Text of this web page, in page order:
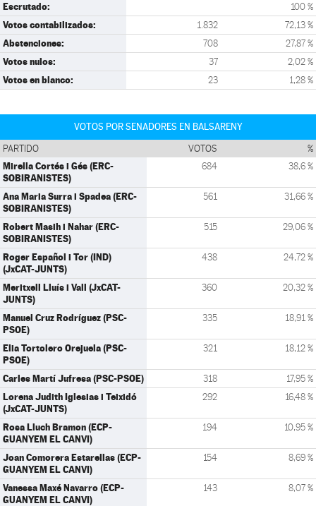
Escrutado: 100 %
Votos contabilizados: 1.832 72,13 %
Abstenciones: 708 27,87 %
Votos nulos: 37 2,02 %
Votos en blanco: 23 1,28 %
VOTOS POR SENADORES EN BALSARENY
PARTIDO VOTOS %
Mirella Cortés i Gés (ERC-
SOBIRANISTES)
684 38,6 %
Ana Maria Surra i Spadea (ERC-
SOBIRANISTES)
561 31,66 %
Robert Masih i Nahar (ERC-
SOBIRANISTES)
515 29,06 %
Roger Español i Tor (IND)
(JxCAT-JUNTS)
438 24,72 %
Meritxell Lluís i Vall (JxCAT-
JUNTS)
360 20,32 %
Manuel Cruz Rodríguez (PSC-
PSOE)
335 18,91 %
Elia Tortolero Orejuela (PSC-
PSOE)
321 18,12 %
Carles Martí Jufresa (PSC-PSOE) 318 17,95 %
Lorena Judith Iglesias i Teixidó
(JxCAT-JUNTS)
292 16,48 %
Rosa Lluch Bramon (ECP-
GUANYEM EL CANVI)
194 10,95 %
Joan Comorera Estarellas (ECP-
GUANYEM EL CANVI)
154 8,69 %
Vanessa Maxé Navarro (ECP-
GUANYEM EL CANVI)
143 8,07 %